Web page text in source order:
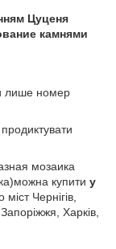
Цуценя
камнями
лише номер
мозаика
купити у
Чернігів,
Харків,